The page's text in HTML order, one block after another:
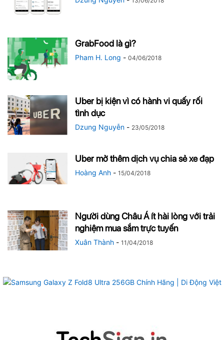
GrabFood là gì?
Pham H. Long - 04/06/2018
Uber bị kiện vì có hành vi quấy rối
tình dục
Dzung Nguyễn - 23/05/2018
Uber mở thêm dịch vụ chia sẻ xe đạp
Hoàng Anh - 15/04/2018
Người dùng Châu Á ít hài lòng với trải
nghiệm mua sắm trực tuyến
Xuân Thành - 11/04/2018